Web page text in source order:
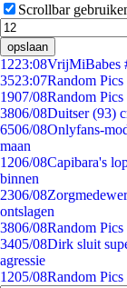
Scrollbar
opslaan
1223:08VrijMiBabes
3523:07Random
1907/08Random
3806/08Duitser (93)
6506/08Onlyfans-
maan
1206/08Capibara's
binnen
2306/08
ontslagen
3806/08Random
3405/08Dirk sluit
agressie
1205/08Random